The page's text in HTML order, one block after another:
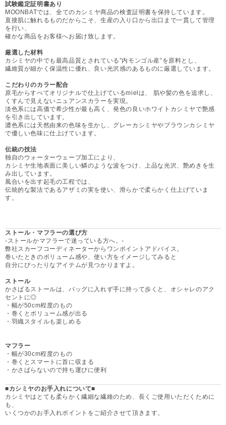
試験鑑定証明書あり
MOONBATでは、全てのカシミヤ商品の検査証明書を保持しています。
直接肌に触れるものだからこそ、生産の入り口から出口まで一貫して管理
を行い、
確かな商品をお客様へお届け致します。
厳選した材料
カシミヤの中でも最高品質とされている”内モンゴル産”を原料とし、
繊維質が細かく保温性に優れ、良い光沢感のあるものに厳選しています。
こだわりのカラー配合
原毛からすべてオリジナルで仕上げているmielは、 肌や髪の色を追求し、
くすんで見えないニュアンスカラーを実現。
淡色系には高価で希少性が最も高く、発色の良いホワイトカシミヤで艶感
を引き出しています。
濃色系には天然由来の色味を生かし、グレーカシミヤやブラウンカシミヤ
で優しい色味に仕上げています。
伝統の技法
独自のウォーターウェーブ加工により、
カシミヤ生地表面に美しい鱗のような波をつけ、上品な光沢、艶めきを生
み出しています。
風合いを出す起毛の工程では、
伝統的な製法であるアザミの実を使い、滑らかで柔らかく仕上げていま
す。
ストール・マフラーの選び方
-ストールかマフラーで迷っている方へ。-
弊社スカーフコーディネーターからワンポイントアドバイス。
巻いたときのボリューム感や、使い方をイメージしてみると
自分にぴったりなアイテムが見つかりますよ。
ストール
かさばるストールは、バッグに入れず手に持って歩くと、オシャレのアク
セントに◎
・幅が50cm程度のもの
・巻くとボリューム感が出る
・羽織スタイルも楽しめる
マフラー
・幅が30cm程度のもの
・巻くとスマートに首に収まる
・かさばらないので持ち運びに便利
■カシミヤのお手入れについて■
カシミヤはとても柔らかく繊細な繊維のため、長くご使用いただくために
も、
いくつかのお手入れポイントをご紹介させて頂きます。